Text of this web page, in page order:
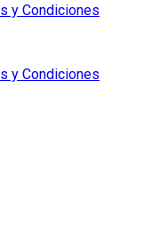
y Condiciones
y Condiciones